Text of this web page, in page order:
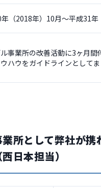
（2018年）10月〜平成31年
事業所の改善活動に3ヶ月間
ハウをガイドラインとして
所として弊社が携
日本担当）